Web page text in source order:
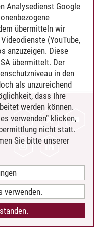
Analysedienst Google
übermitteln wir
(YouTube,
anzuzeigen. Diese
übermittelt. Der
in den
als unzureichend
dass Ihre
werden können.
verwenden" klicken,
nicht statt.
Sie bitte unserer
verwenden.